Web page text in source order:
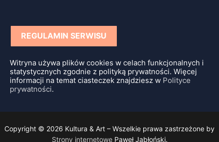
REGULAMIN SERWISU
Witryna używa plików cookies w celach funkcjonalnych i
statystycznych zgodnie z polityką prywatności. Więcej
informacji na temat ciasteczek znajdziesz w Polityce
prywatności.
Copyright © 2026 Kultura & Art – Wszelkie prawa zastrzeżone by
Strony internetowePaweł Jabłoński.